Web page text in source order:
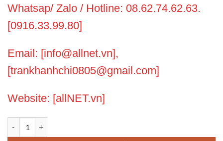
Whatsap/ Zalo / Hotline: 08.62.74.62.63.
[0916.33.99.80]
Email: [info@allnet.vn],
[trankhanhchi0805@gmail.com]
Website: [allNET.vn]